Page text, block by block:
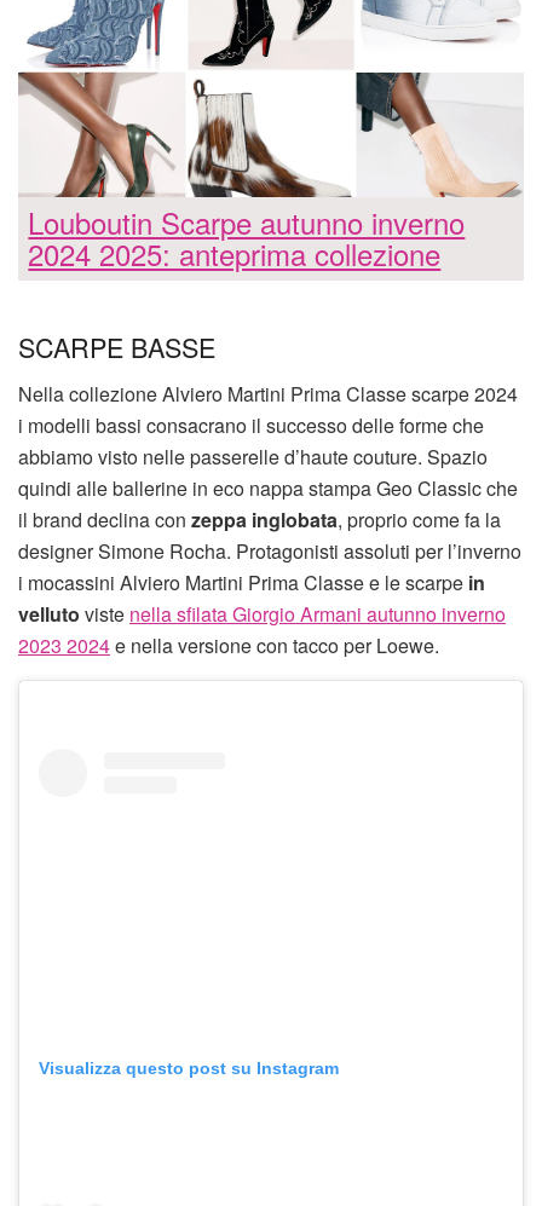
Louboutin Scarpe autunno inverno
2024 2025: anteprima collezione
SCARPE BASSE
Nella collezione Alviero Martini Prima Classe scarpe 2024
i modelli bassi consacrano il successo delle forme che
abbiamo visto nelle passerelle d’haute couture. Spazio
quindi alle ballerine in eco nappa stampa Geo Classic che
il brand declina con zeppa inglobata, proprio come fa la
designer Simone Rocha. Protagonisti assoluti per l’inverno
i mocassini Alviero Martini Prima Classe e le scarpe in
velluto viste nella sfilata Giorgio Armani autunno inverno
2023 2024e nella versione con tacco per Loewe.
Visualizza questo post su Instagram